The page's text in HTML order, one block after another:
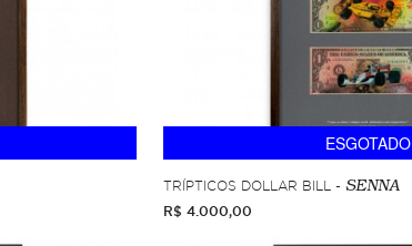
ESGOTADO
TRÍPTICOS DOLLAR BILL - SENNA
R$ 4.000,00